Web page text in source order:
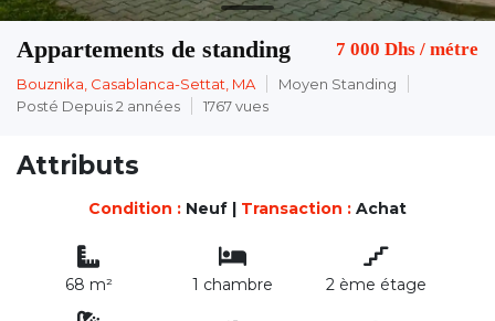
7 000 Dhs / métre
Appartements de standing
Bouznika, Casablanca-Settat, MA
Moyen Standing
Posté Depuis 2 années
1767 vues
Attributs
Condition : Neuf Transaction : Achat
68 m² 1 chambre 2 ème étage